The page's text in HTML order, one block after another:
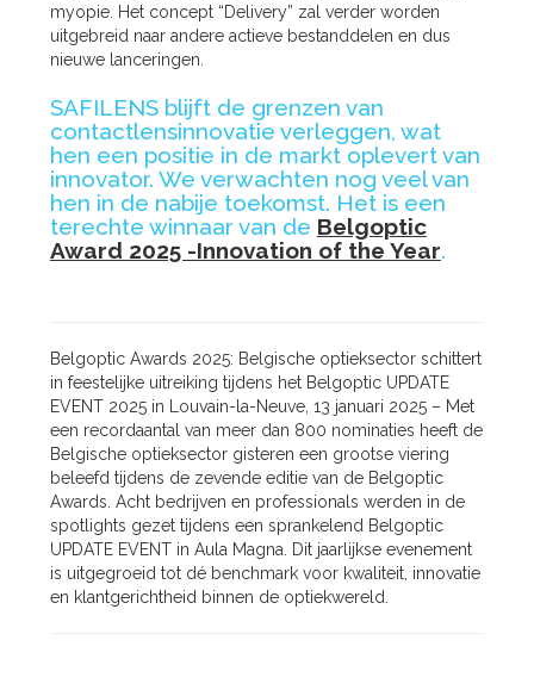
myopie. Het concept “Delivery” zal verder worden
uitgebreid naar andere actieve bestanddelen en dus
nieuwe lanceringen.
SAFILENS blijft de grenzen van
contactlensinnovatie verleggen, wat
hen een positie in de markt oplevert van
innovator. We verwachten nog veel van
hen in de nabije toekomst. Het is een
terechte winnaar van de Belgoptic
Award 2025 -Innovation of the Year.
Belgoptic Awards 2025: Belgische optieksector schittert
in feestelijke uitreiking tijdens het Belgoptic UPDATE
EVENT 2025 in Louvain-la-Neuve, 13 januari 2025 – Met
een recordaantal van meer dan 800 nominaties heeft de
Belgische optieksector gisteren een grootse viering
beleefd tijdens de zevende editie van de Belgoptic
Awards. Acht bedrijven en professionals werden in de
spotlights gezet tijdens een sprankelend Belgoptic
UPDATE EVENT in Aula Magna. Dit jaarlijkse evenement
is uitgegroeid tot dé benchmark voor kwaliteit, innovatie
en klantgerichtheid binnen de optiekwereld.